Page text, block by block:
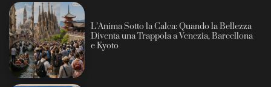
L’Anima Sotto la Calca: Quando la Bellezza
Diventa una Trappola a Venezia, Barcellona
e Kyoto